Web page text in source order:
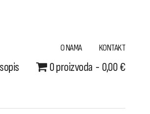
O NAMA KONTAKT
0 proizvoda 0,00 €